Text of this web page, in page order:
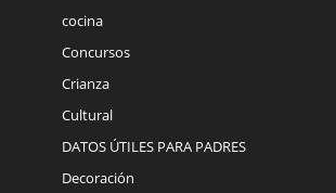
cocina
Concursos
Crianza
Cultural
DATOS ÚTILES PARA PADRES
Decoración